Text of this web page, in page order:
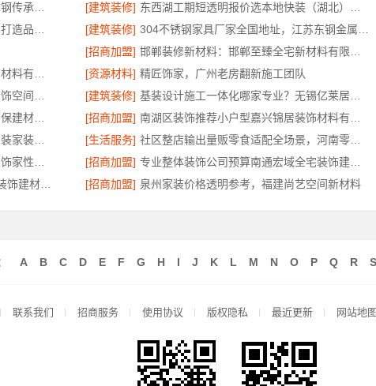
[建筑装修]
[建筑装修]
[招商加盟]
[资源材料] 精匠饰家，广州老房翻新施工团队
[建筑装修]
[招商加盟]
[生活服务]
[招商加盟]
[招商加盟] 泉州家装价格透明参考，福建尚艺空间新材料
A B C D E F G H I J K L M N O P Q R S
联系我们 招商服务 使用协议 版权隐私 最近更新 网站地图